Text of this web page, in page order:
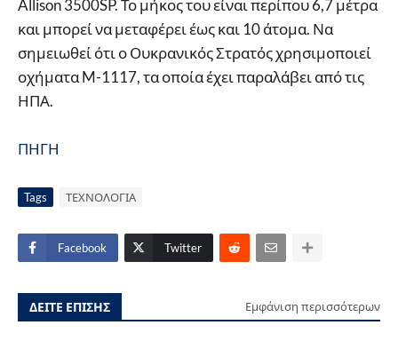
Allison 3500SP. Το μήκος του είναι περίπου 6,7 μέτρα
και μπορεί να μεταφέρει έως και 10 άτομα. Να
σημειωθεί ότι ο Ουκρανικός Στρατός χρησιμοποιεί
οχήματα M-1117, τα οποία έχει παραλάβει από τις
ΗΠΑ.
ΠΗΓΗ
Tags ΤΕΧΝΟΛΟΓΙΑ
Facebook Twitter
ΔΕΙΤΕ ΕΠΙΣΗΣ Εμφάνιση περισσότερων